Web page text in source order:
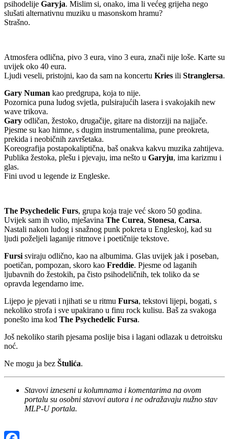
psihodelije Garyja. Mislim si, onako, ima li većeg grijeha nego
slušati alternativnu muziku u masonskom hramu?
Strašno.
Atmosfera odlična, pivo 3 eura, vino 3 eura, znači nije loše. Karte su
uvijek oko 40 eura.
Ljudi veseli, pristojni, kao da sam na koncertu Kries ili Stranglersa.
Gary Numan kao predgrupa, koja to nije.
Pozornica puna ludog svjetla, pulsirajućih lasera i svakojakih new
wave trikova.
Gary odličan, žestoko, drugačije, gitare na distorziji na najjače.
Pjesme su kao himne, s dugim instrumentalima, pune preokreta,
prekida i neobičnih završetaka.
Koreografija postapokaliptična, baš onakva kakvu muzika zahtijeva.
Publika žestoka, plešu i pjevaju, ima nešto u Garyju, ima karizmu i
glas.
Fini uvod u legende iz Engleske.
The Psychedelic Furs, grupa koja traje već skoro 50 godina.
Uvijek sam ih volio, mješavina The Curea, Stonesa, Carsa.
Nastali nakon ludog i snažnog punk pokreta u Engleskoj, kad su
ljudi poželjeli laganije ritmove i poetičnije tekstove.
Fursi sviraju odlično, kao na albumima. Glas uvijek jak i poseban,
poetičan, pompozan, skoro kao Freddie. Pjesme od laganih
ljubavnih do žestokih, pa čisto psihodeličnih, tek toliko da se
opravda legendarno ime.
Lijepo je pjevati i njihati se u ritmu Fursa, tekstovi lijepi, bogati, s
nekoliko strofa i sve upakirano u finu rock kulisu. Baš za svakoga
ponešto ima kod The Psychedelic Fursa.
Još nekoliko starih pjesama poslije bisa i lagani odlazak u detroitsku
noć.
Ne mogu ja bez Štulića.
Stavovi izneseni u kolumnama i komentarima na ovom
portalu su osobni stavovi autora i ne odražavaju nužno stav
MLP-U portala.